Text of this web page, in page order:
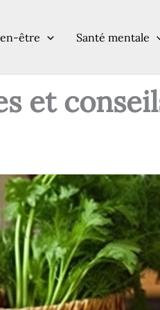
être Santé mentale
et